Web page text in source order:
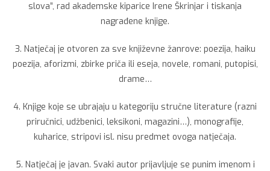
slova”, rad akademske kiparice Irene Škrinjar i tiskanja
nagrađene knjige.
3. Natječaj je otvoren za sve književne žanrove: poezija, haiku
poezija, aforizmi, zbirke priča ili eseja, novele, romani, putopisi,
drame…
4. Knjige koje se ubrajaju u kategoriju stručne literature (razni
priručnici, udžbenici, leksikoni, magazini…), monografije,
kuharice, stripovi isl. nisu predmet ovoga natječaja.
5. Natječaj je javan. Svaki autor prijavljuje se punim imenom i